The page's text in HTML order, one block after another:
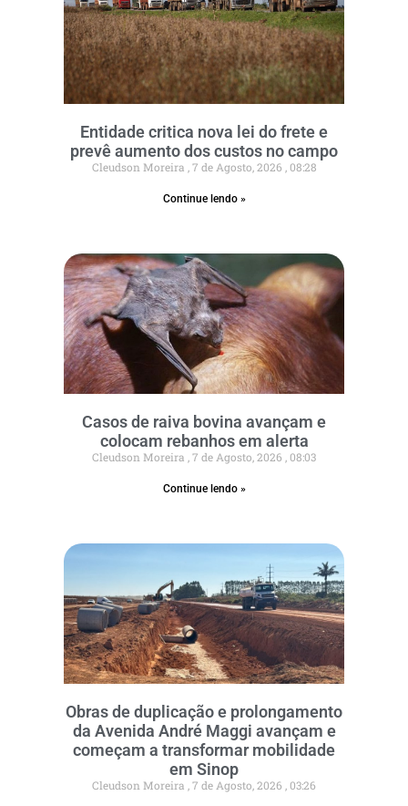
Entidade critica nova lei do frete e
prevê aumento dos custos no campo
Cleudson Moreira 7 de Agosto, 2026 08:28
Continue lendo »
Casos de raiva bovina avançam e
colocam rebanhos em alerta
Cleudson Moreira 7 de Agosto, 2026 08:03
Continue lendo »
Obras de duplicação e prolongamento
da Avenida André Maggi avançam e
começam a transformar mobilidade
em Sinop
Cleudson Moreira 7 de Agosto, 2026 03:26